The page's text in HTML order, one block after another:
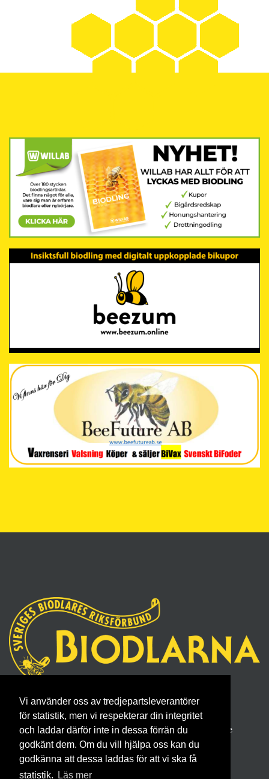
Vi använder oss av tredjepartsleverantörer
för statistik, men vi respekterar din integritet
och laddar därför inte in dessa förrän du
godkänt dem. Om du vill hjälpa oss kan du
godkänna att dessa laddas för att vi ska få
statistik.
Läs mer
Sveriges Biodlares Riksförbund
Borgmästaregatan 26, 596 34 Skänninge
Telefon 0142- 48 20 00, E-post: info@biodlarna.se
Köpvillkor för medlemskap